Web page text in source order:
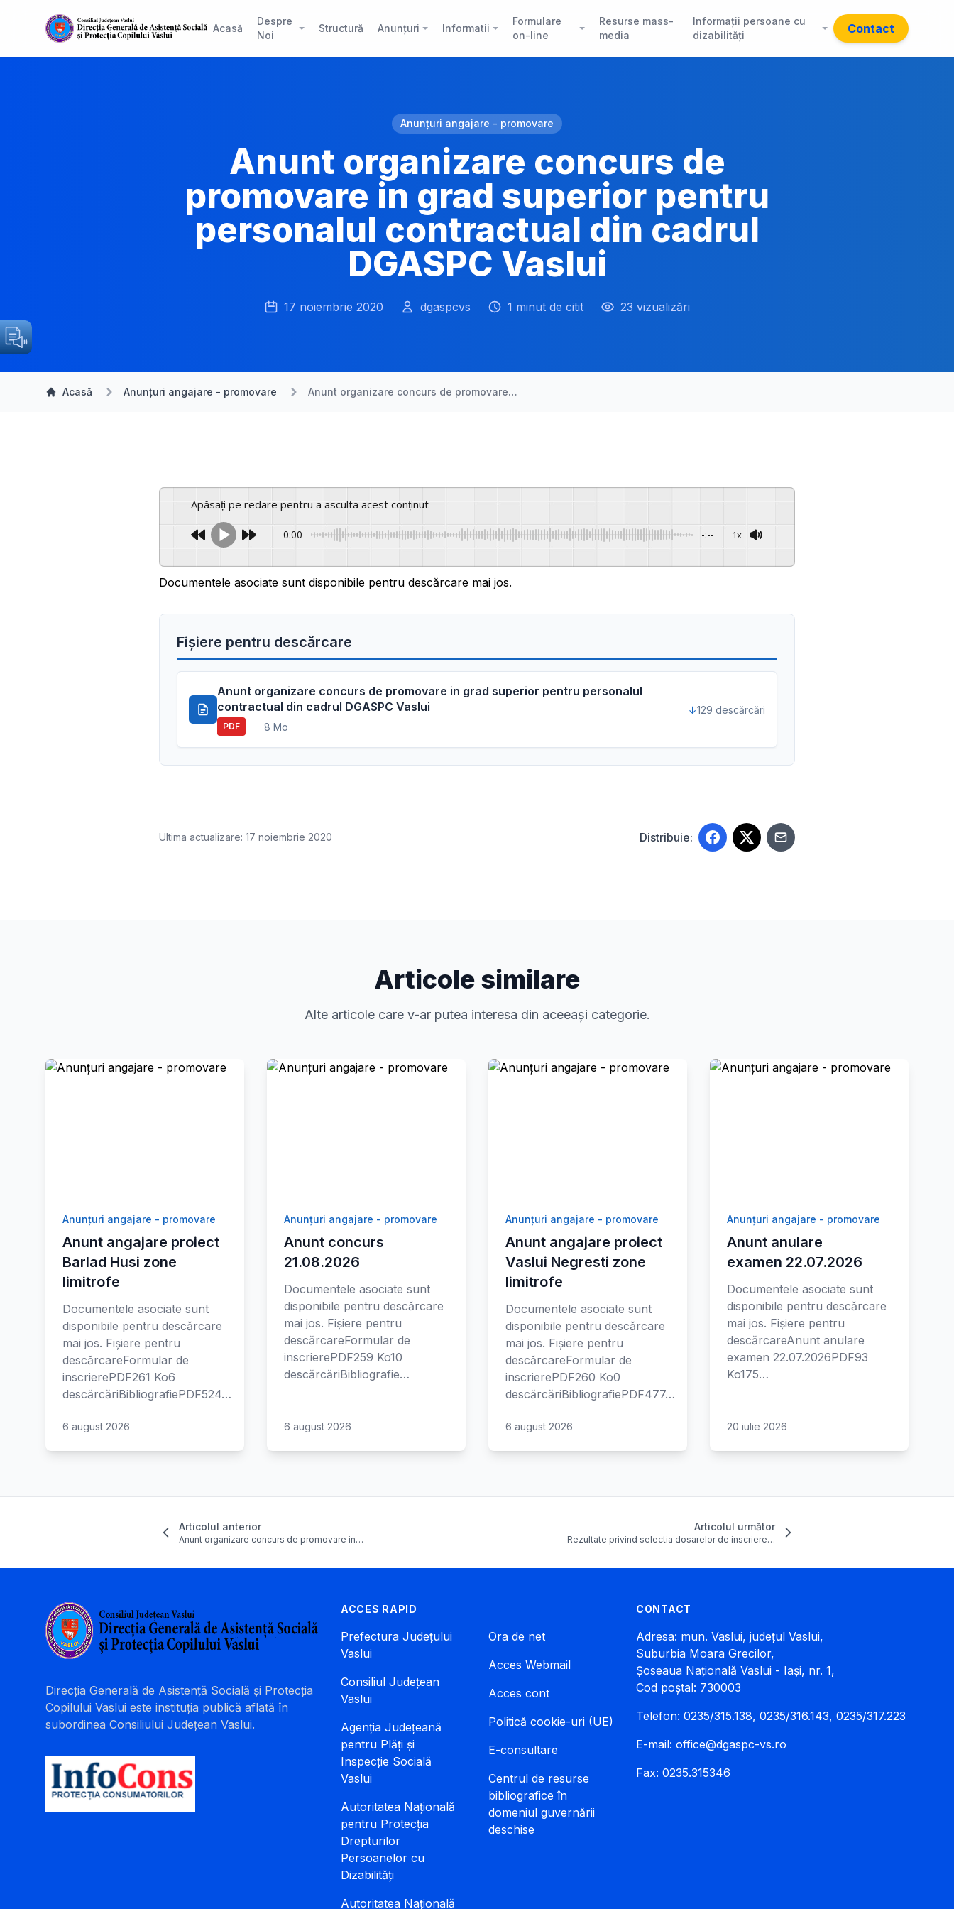
Acasă
Despre
Noi
Structură Anunțuri Informatii
Formulare
on-line
Resurse mass-
media
Informații persoane cu
dizabilități
Contact
Anunțuri angajare - promovare
Anunt organizare concurs de
promovare in grad superior pentru
personalul contractual din cadrul
DGASPC Vaslui
17 noiembrie 2020 dgaspcvs 1 minut de citit 23 vizualizări
Acasă Anunțuri angajare - promovare Anunt organizare concurs de promovare…
Apăsați pe redare pentru a asculta acest conținut
0:00 -:-- 1x
Documentele asociate sunt disponibile pentru descărcare mai jos.
Fișiere pentru descărcare
Anunt organizare concurs de promovare in grad superior pentru personalul
contractual din cadrul DGASPC Vaslui
PDF 8 Mo
129 descărcări
Ultima actualizare: 17 noiembrie 2020 Distribuie:
Articole similare
Alte articole care v-ar putea interesa din aceeași categorie.
Anunțuri angajare - promovare
Anunt angajare proiect
Barlad Husi zone
limitrofe
Documentele asociate sunt
disponibile pentru descărcare
mai jos. Fișiere pentru
descărcareFormular de
inscrierePDF261 Ko6
descărcăriBibliografiePDF524…
6 august 2026
Anunțuri angajare - promovare
Anunt concurs
21.08.2026
Documentele asociate sunt
disponibile pentru descărcare
mai jos. Fișiere pentru
descărcareFormular de
inscrierePDF259 Ko10
descărcăriBibliografie…
6 august 2026
Anunțuri angajare - promovare
Anunt angajare proiect
Vaslui Negresti zone
limitrofe
Documentele asociate sunt
disponibile pentru descărcare
mai jos. Fișiere pentru
descărcareFormular de
inscrierePDF260 Ko0
descărcăriBibliografiePDF477…
6 august 2026
Anunțuri angajare - promovare
Anunt anulare
examen 22.07.2026
Documentele asociate sunt
disponibile pentru descărcare
mai jos. Fișiere pentru
descărcareAnunt anulare
examen 22.07.2026PDF93
Ko175…
20 iulie 2026
Articolul anterior
Anunt organizare concurs de promovare in…
Articolul următor
Rezultate privind selectia dosarelor de inscriere…
Direcția Generală de Asistență Socială și Protecția
Copilului Vaslui este instituția publică aflată în
subordinea Consiliului Județean Vaslui.
ACCES RAPID
Prefectura Județului
Vaslui
Consiliul Județean
Vaslui
Agenția Județeană
pentru Plăți și
Inspecție Socială
Vaslui
Autoritatea Națională
pentru Protecția
Drepturilor
Persoanelor cu
Dizabilități
Autoritatea Națională
Ora de net
Acces Webmail
Acces cont
Politică cookie-uri (UE)
E-consultare
Centrul de resurse
bibliografice în
domeniul guvernării
deschise
CONTACT
Adresa: mun. Vaslui, județul Vaslui,
Suburbia Moara Grecilor,
Șoseaua Națională Vaslui - Iași, nr. 1,
Cod poștal: 730003
Telefon: 0235/315.138, 0235/316.143, 0235/317.223
E-mail: office@dgaspc-vs.ro
Fax: 0235.315346